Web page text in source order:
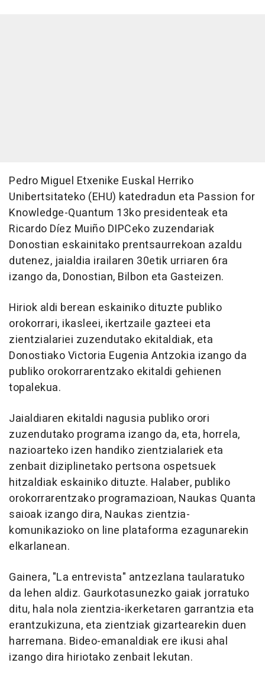
Pedro Miguel Etxenike Euskal Herriko
Unibertsitateko (EHU) katedradun eta Passion for
Knowledge-Quantum 13ko presidenteak eta
Ricardo Díez Muiño DIPCeko zuzendariak
Donostian eskainitako prentsaurrekoan azaldu
dutenez, jaialdia irailaren 30etik urriaren 6ra
izango da, Donostian, Bilbon eta Gasteizen.
Hiriok aldi berean eskainiko dituzte publiko
orokorrari, ikasleei, ikertzaile gazteei eta
zientzialariei zuzendutako ekitaldiak, eta
Donostiako Victoria Eugenia Antzokia izango da
publiko orokorrarentzako ekitaldi gehienen
topalekua.
Jaialdiaren ekitaldi nagusia publiko orori
zuzendutako programa izango da, eta, horrela,
nazioarteko izen handiko zientzialariek eta
zenbait diziplinetako pertsona ospetsuek
hitzaldiak eskainiko dituzte. Halaber, publiko
orokorrarentzako programazioan, Naukas Quanta
saioak izango dira, Naukas zientzia-
komunikazioko on line plataforma ezagunarekin
elkarlanean.
Gainera, "La entrevista" antzezlana taularatuko
da lehen aldiz. Gaurkotasunezko gaiak jorratuko
ditu, hala nola zientzia-ikerketaren garrantzia eta
erantzukizuna, eta zientziak gizartearekin duen
harremana. Bideo-emanaldiak ere ikusi ahal
izango dira hiriotako zenbait lekutan.